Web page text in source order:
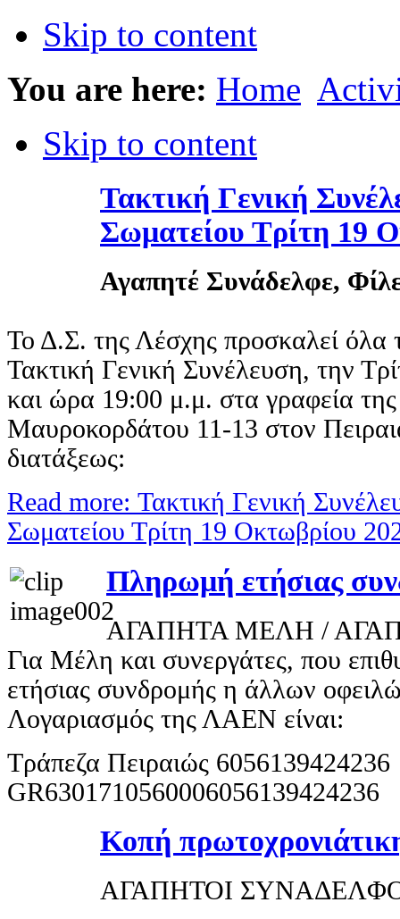
Skip to content
You are here: Home
Skip to content
Τακτική Γενική
Σωματείου Τρίτη 19
Αγαπητέ Συνάδελφε,
Το Δ.Σ. της Λέσχης προσκαλεί όλα
Τακτική Γενική Συνέλευση, την
και ώρα 19:00 μ.μ. στα γραφεία
Μαυροκορδάτου 11-13 στον
διατάξεως:
Read more: Τακτική Γενική
Σωματείου Τρίτη 19 Οκτωβρίου
Πληρωμή ετήσιας
ΑΓΑΠΗΤΑ ΜΕΛΗ /
Για Μέλη και συνεργάτες, που
ετήσιας συνδρομής η άλλων
Λογαριασμός της ΛΑΕΝ είναι:
Τράπεζα Πειραιώς
GR6301710560006056139424236
Κοπή
ΑΓΑΠΗΤΟΙ